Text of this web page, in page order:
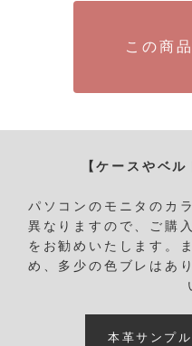
この商
【ケースやベ
パソコンのモニタのカ
異なりますので、ご購
をお勧めいたします。
め、多少の色ブレはあ
本革サンプ